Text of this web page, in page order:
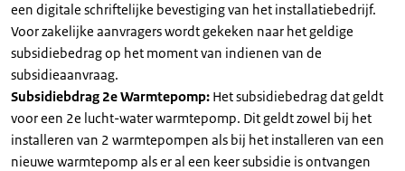
een digitale schriftelijke bevestiging van het installatiebedrijf.
Voor zakelijke aanvragers wordt gekeken naar het geldige
subsidiebedrag op het moment van indienen van de
subsidieaanvraag.
Subsidiebdrag 2e Warmtepomp: Het subsidiebedrag dat geldt
voor een 2e lucht-water warmtepomp. Dit geldt zowel bij het
installeren van 2 warmtepompen als bij het installeren van een
nieuwe warmtepomp als er al een keer subsidie is ontvangen